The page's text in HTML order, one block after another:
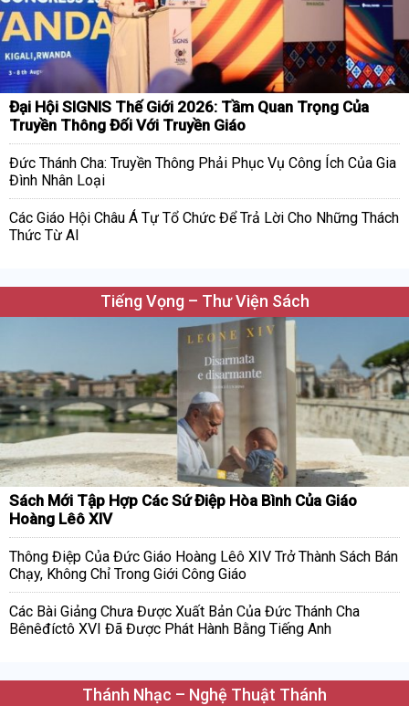
Đại Hội SIGNIS Thế Giới 2026: Tầm Quan Trọng Của
Truyền Thông Đối Với Truyền Giáo
Đức Thánh Cha: Truyền Thông Phải Phục Vụ Công Ích Của Gia
Đình Nhân Loại
Các Giáo Hội Châu Á Tự Tổ Chức Để Trả Lời Cho Những Thách
Thức Từ AI
Tiếng Vọng – Thư Viện Sách
Sách Mới Tập Hợp Các Sứ Điệp Hòa Bình Của Giáo
Hoàng Lêô XIV
Thông Điệp Của Đức Giáo Hoàng Lêô XIV Trở Thành Sách Bán
Chạy, Không Chỉ Trong Giới Công Giáo
Các Bài Giảng Chưa Được Xuất Bản Của Đức Thánh Cha
Bênêđíctô XVI Đã Được Phát Hành Bằng Tiếng Anh
Thánh Nhạc – Nghệ Thuật Thánh